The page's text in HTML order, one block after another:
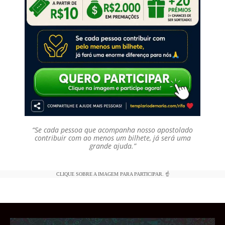
“Se cada pessoa que acompanha nosso apostolado
contribuir com ao menos um bilhete, já será uma
grande ajuda.”
CLIQUE SOBRE A IMAGEM PARA PARTICIPAR. ☝️